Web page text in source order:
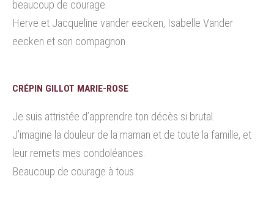
beaucoup de courage.
Herve et Jacqueline vander eecken, Isabelle Vander
eecken et son compagnon
CRÉPIN GILLOT MARIE-ROSE
Je suis attristée d’apprendre ton décès si brutal.
J’imagine la douleur de la maman et de toute la famille, et
leur remets mes condoléances.
Beaucoup de courage à tous.